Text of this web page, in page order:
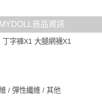
MYDOLL商品資訊
字褲X1 大腿網襪X1
/ 彈性纖維 / 其他